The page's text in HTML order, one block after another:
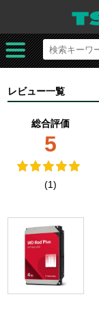
レビュー一覧
総合評価
5
(1)